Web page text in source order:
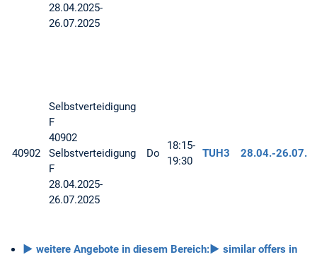
28.04.2025-
26.07.2025
40902
Selbstverteidigung
F
40902
Selbstverteidigung
F
28.04.2025-
26.07.2025
Do
18:15-
19:30
TUH3 28.04.-26.07.
► weitere Angebote in diesem Bereich:► similar offers in